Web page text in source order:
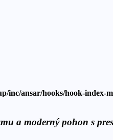
inc/ansar/hooks/hook-index-
a moderný pohon s